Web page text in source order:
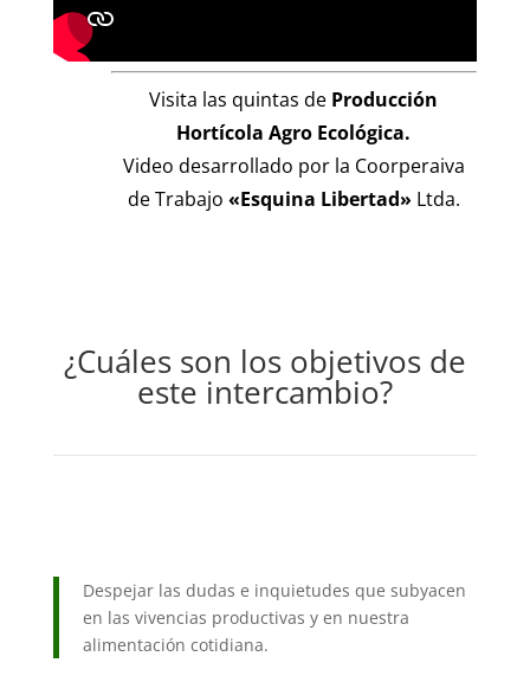
Visita las quintas de Producción
Hortícola Agro Ecológica.
Video desarrollado por la Coorperaiva
de Trabajo «Esquina Libertad» Ltda.
¿Cuáles son los objetivos de
este intercambio?
Despejar las dudas e inquietudes que subyacen
en las vivencias productivas y en nuestra
alimentación cotidiana.